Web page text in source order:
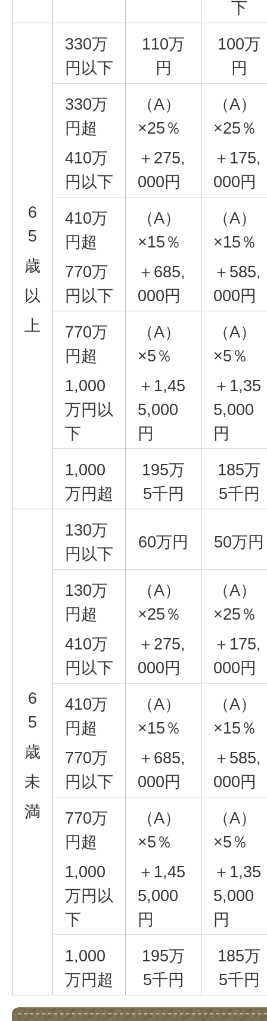
下
6
5
歳
以
上
330万
円以下
110万
円
100万
円
330万
円超
410万
円以下
（A）
×25％
＋275,
000円
（A）
×25％
＋175,
000円
410万
円超
770万
円以下
（A）
×15％
＋685,
000円
（A）
×15％
＋585,
000円
770万
円超
1,000
万円以
下
（A）
×5％
＋1,45
5,000
円
（A）
×5％
＋1,35
5,000
円
1,000
万円超
195万
5千円
185万
5千円
6
5
歳
未
満
130万
円以下
60万円 50万円
130万
円超
410万
円以下
（A）
×25％
＋275,
000円
（A）
×25％
＋175,
000円
410万
円超
770万
円以下
（A）
×15％
＋685,
000円
（A）
×15％
＋585,
000円
770万
円超
1,000
万円以
下
（A）
×5％
＋1,45
5,000
円
（A）
×5％
＋1,35
5,000
円
1,000
万円超
195万
5千円
185万
5千円